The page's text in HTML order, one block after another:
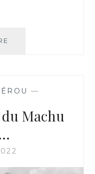
CIÉNAGA,
—
Machu